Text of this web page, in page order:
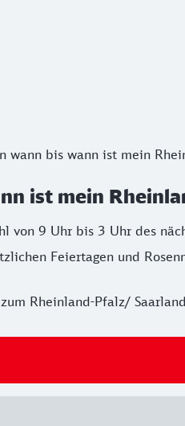
wann bis wann ist mein
ist mein
von 9 Uhr bis 3 Uhr des
Feiertagen und
Rheinland-Pfalz/